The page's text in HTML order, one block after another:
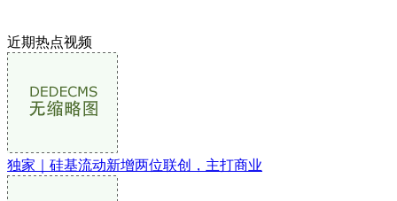
近期热点视频
独家｜硅基流动新增两位联创，主打商业